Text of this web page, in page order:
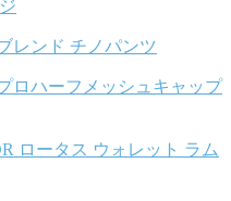
レンド チノパンツ
ロハーフメッシュキャップ
ロータス ウォレット ラム